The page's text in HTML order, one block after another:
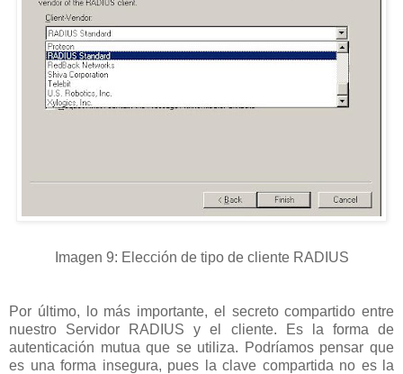
Imagen 9: Elección de tipo de cliente RADIUS
Por último, lo más importante, el secreto compartido entre
nuestro Servidor RADIUS y el cliente. Es la forma de
autenticación mutua que se utiliza. Podríamos pensar que
es una forma insegura, pues la clave compartida no es la